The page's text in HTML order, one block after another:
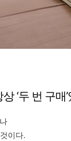
‘두 번 구매
이다.